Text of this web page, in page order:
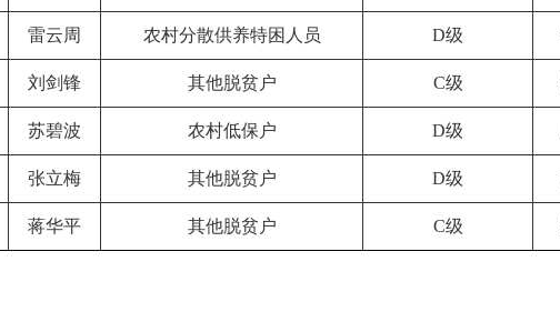
雷云周 农村分散供养特困人员 D级
刘剑锋 其他脱贫户 C级
苏碧波 农村低保户 D级
张立梅 其他脱贫户 D级
蒋华平 其他脱贫户 C级